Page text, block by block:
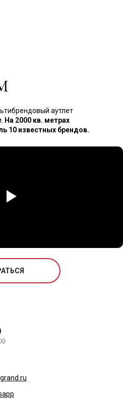
аутлет
На 2000 кв. метрах
10 известных брендов.